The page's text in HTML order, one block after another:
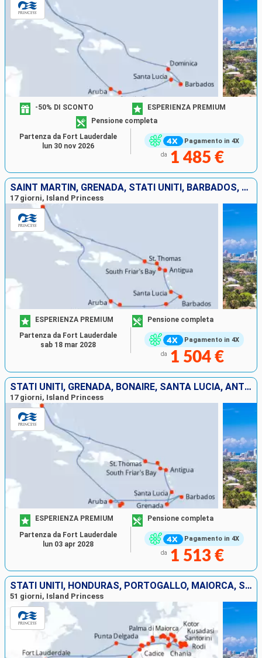
Pagamento in 4X
-50% DI SCONTO
ESPERIENZA PREMIUM
Pensione completa
da 1 485 €
Partenza da Fort Lauderdale
lun 30 nov 2026
SAINT MARTIN, GRENADA, STATI UNITI, BARBADOS, SANTA LUCIA, ARUBA, SAINT THOMAS, ANTIGUA E BARBUDA
17 giorni, Island Princess
Pagamento in 4X
ESPERIENZA PREMIUM Pensione completa
da 1 504 €
Partenza da Fort Lauderdale
sab 18 mar 2028
STATI UNITI, GRENADA, BONAIRE, SANTA LUCIA, ANTIGUA E BARBUDA, SAINT THOMAS, ARUBA, BARBADOS, SAINT MARTIN
17 giorni, Island Princess
Pagamento in 4X
ESPERIENZA PREMIUM Pensione completa
da 1 513 €
Partenza da Fort Lauderdale
lun 03 apr 2028
STATI UNITI, HONDURAS, PORTOGALLO, MAIORCA, SPAGNA, FRANCIA, ITALIA, TURCHIA, GRECIA, MONTENEGRO, CROAZIA, MALTA, GIBILTERRA, MAROCCO
51 giorni, Island Princess